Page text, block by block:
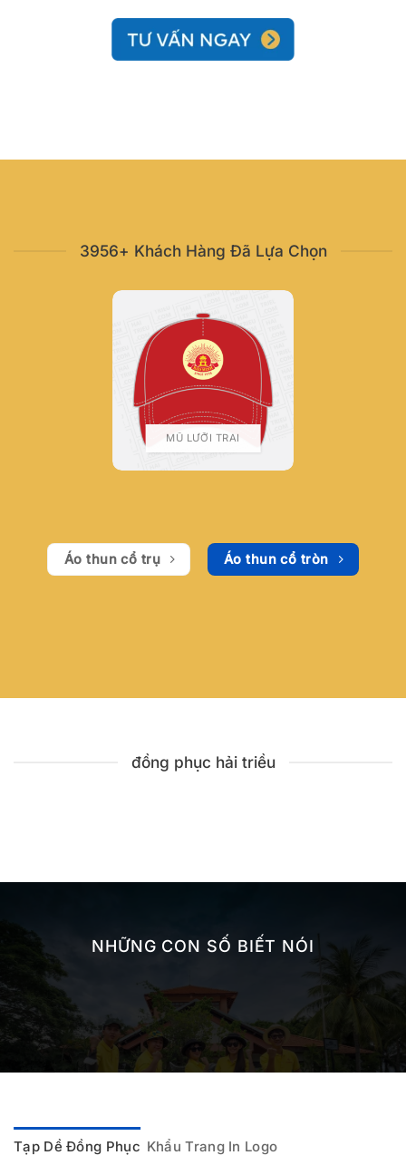
3956+ Khách Hàng Đã Lựa Chọn
MŨ LƯỠI TRAI
Áo thun cổ trụ Áo thun cổ tròn
đồng phục hải triều
NHỮNG CON SỐ BIẾT NÓI
Tạp Dề Đồng Phục Khẩu Trang In Logo